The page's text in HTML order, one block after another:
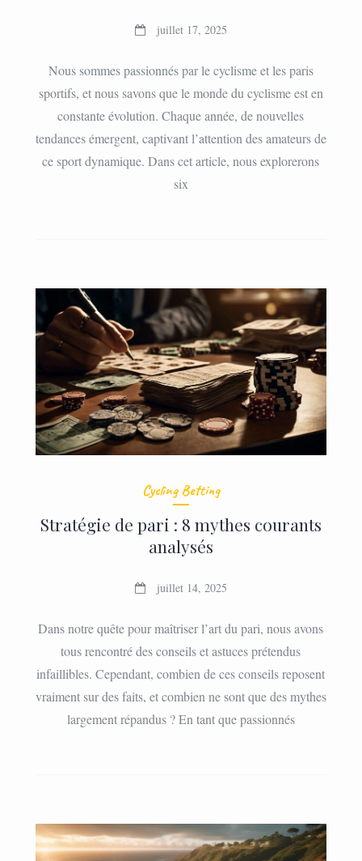
juillet 17, 2025
Nous sommes passionnés par le cyclisme et les paris
sportifs, et nous savons que le monde du cyclisme est en
constante évolution. Chaque année, de nouvelles
tendances émergent, captivant l’attention des amateurs de
ce sport dynamique. Dans cet article, nous explorerons
six
Cycling Betting
Stratégie de pari : 8 mythes courants
analysés
juillet 14, 2025
Dans notre quête pour maîtriser l’art du pari, nous avons
tous rencontré des conseils et astuces prétendus
infaillibles. Cependant, combien de ces conseils reposent
vraiment sur des faits, et combien ne sont que des mythes
largement répandus ? En tant que passionnés